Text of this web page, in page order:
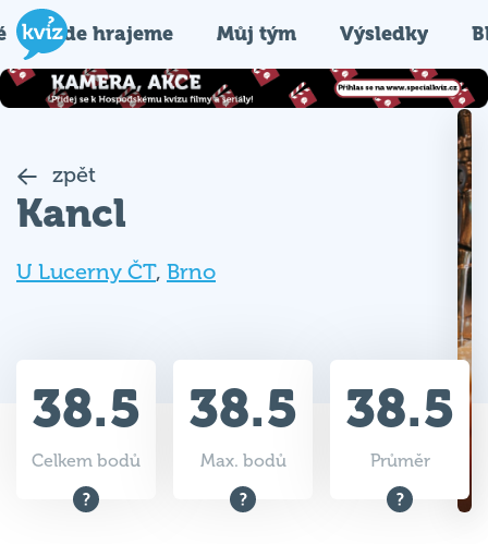
Kde hrajeme Můj tým Výsledky
zpět
Kancl
U Lucerny ČT, Brno
38.5
Celkem bodů
38.5
Max. bodů
38.5
Průměr